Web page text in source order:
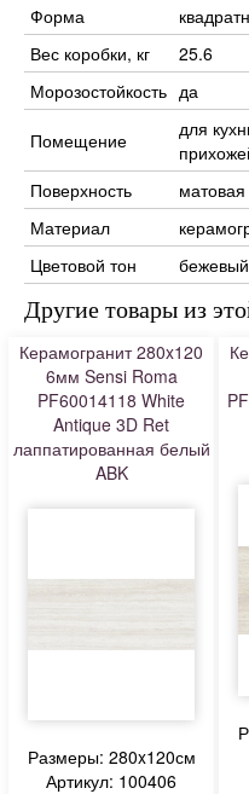
Форма
Вес коробки, кг
25.6
Морозостойкость да
Помещение
для
Поверхность
матовая
Материал
Цветовой тон
бежевый
Другие товары из
Керамогранит 280x120
6мм Sensi Roma
PF60014118 White
Antique 3D Ret
лаппатированная белый
ABK
Размеры: 280x120см
Артикул: 100406